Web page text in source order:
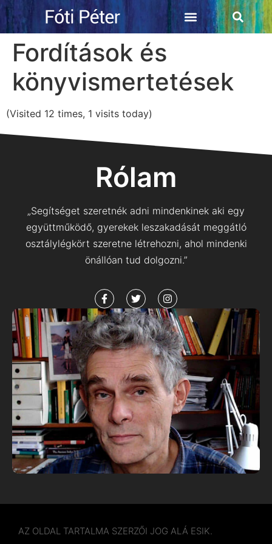
Fordítások és
könyvismertetések
(Visited 12 times, 1 visits today)
Rólam
„Segítséget szeretnék adni mindenkinek aki egy
együttműködő, gyerekek leszakadását meggátló
osztálylégkört szeretne létrehozni, ahol mindenki
önállóan tud dolgozni.”
AZ OLDAL TARTALMA SZERZŐI JOG ALÁ ESIK.